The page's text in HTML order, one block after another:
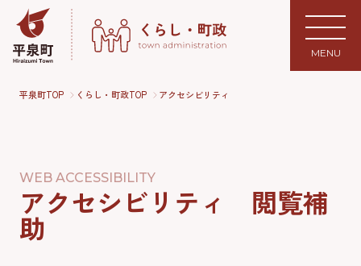
MENU
平泉町TOP くらし・町政TOP アクセシビリティ
WEB ACCESSIBILITY
アクセシビリティ 閲覧補
助